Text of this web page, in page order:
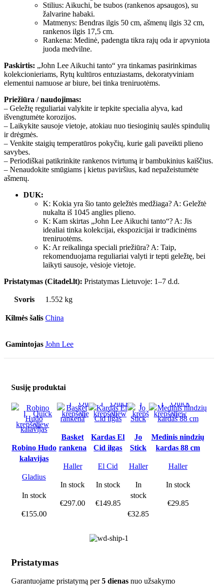
Stilius: Aikuchi, be tsubos (rankenos apsaugos), su
žalvarine habaki.
Matmenys: Bendras ilgis 50 cm, ašmenų ilgis 32 cm,
rankenos ilgis 17,5 cm.
Rankena: Medinė, padengta tikra rajų oda ir apvyniota
juoda medvilne.
Paskirtis: „John Lee Aikuchi tanto“ yra tinkamas pasirinkimas
kolekcionieriams, Rytų kultūros entuziastams, dekoratyviniam
elementui namuose ar biure, bei tinka treniruotėms.
Priežiūra / naudojimas:
– Geležtę reguliariai valykite ir tepkite specialia alyva, kad
išvengtumėte korozijos.
– Laikykite sausoje vietoje, atokiau nuo tiesioginių saulės spindulių
ir drėgmės.
– Venkite staigių temperatūros pokyčių, kurie gali paveikti plieno
savybes.
– Periodiškai patikrinkite rankenos tvirtumą ir bambukinius kaiščius.
– Nenaudokite smūgiams į kietus paviršius, kad nepažeistumėte
ašmenų.
DUK:
K: Kokia yra šio tanto geležtės medžiaga? A: Geležtė
nukalta iš 1045 anglies plieno.
K: Kam skirtas „John Lee Aikuchi tanto“? A: Jis
idealiai tinka kolekcijai, ekspozicijai ir tradicinėms
treniruotėms.
K: Ar reikalinga speciali priežiūra? A: Taip,
rekomenduojama reguliariai valyti ir tepti geležtę, bei
laikyti sausoje, vėsioje vietoje.
Pristatymas (Citadel.lt): Pristatymas Lietuvoje: 1–7 d.d.
Svoris 1.552 kg
Kilmės šalis China
Gamintojas John Lee
Susiję produktai
Į
krepšelį
Quick
view
Robino Hudo
kalavijas
Gladius
In stock
€155.00
Į
krepšelį
Quick
view
Basket
rankena
Haller
In stock
€297.00
Į
krepšelį
Quick
view
Kardas El
Cid ilgas
El Cid
In stock
€149.85
Į
krepšelį
Quick
view
Jo
Stick
Haller
In
stock
€32.85
Į
krepšelį
Quick
view
Medinis nindzių
kardas 88 cm
Haller
In stock
€29.85
Pristatymas
Garantuojame pristatymą per5 dienas nuo užsakymo